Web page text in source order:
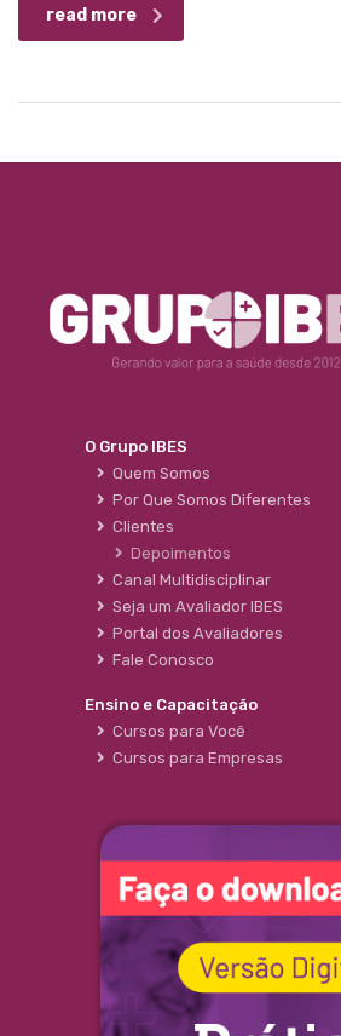
read more
O Grupo IBES
Quem Somos
Por Que Somos Diferentes
Clientes
Depoimentos
Canal Multidisciplinar
Seja um Avaliador IBES
Portal dos Avaliadores
Fale Conosco
Ensino e Capacitação
Cursos para Você
Cursos para Empresas